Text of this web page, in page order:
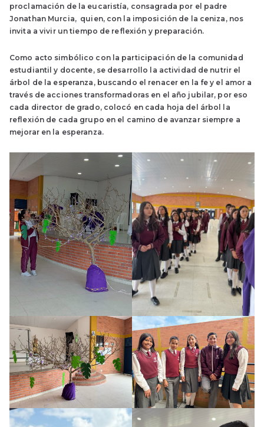
proclamación de la eucaristía, consagrada por el padre
Jonathan Murcia, quien, con la imposición de la ceniza, nos
invita a vivir un tiempo de reflexión y preparación.
Como acto simbólico con la participación de la comunidad
estudiantil y docente, se desarrollo la actividad de nutrir el
árbol de la esperanza, buscando el renacer en la fe y el amor a
través de acciones transformadoras en el año jubilar, por eso
cada director de grado, colocó en cada hoja del árbol la
reflexión de cada grupo en el camino de avanzar siempre a
mejorar en la esperanza.